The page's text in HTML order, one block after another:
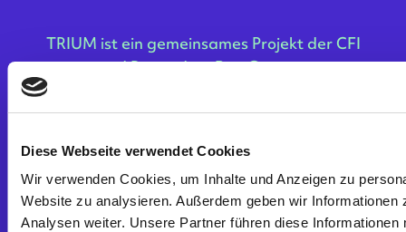
Diese Webseite verwendet Cookies
Wir verwenden Cookies, um Inhalte und Anzeigen zu
Website zu analysieren. Außerdem geben wir
Analysen weiter. Unsere Partner führen diese
TRIUM ist ein gemeinsames Projekt der CFI
und Rotterdam Bau Gruppe.
www.cfimmo.de
info@cfimmo.de
0173 727 3318
0172 203 0804